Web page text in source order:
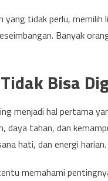
tidak perlu,
Banyak
Bisa
menjadi hal pertama
daya tahan, dan
hati, dan energi harian.
memahami